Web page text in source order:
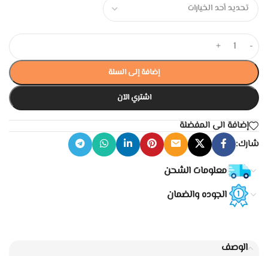
-
+
إضافة إلى السلة
اشتري الآن
إضافة الى المفضلة
شارك:
معلومات الشحن
الجوده والضمان
الوصف